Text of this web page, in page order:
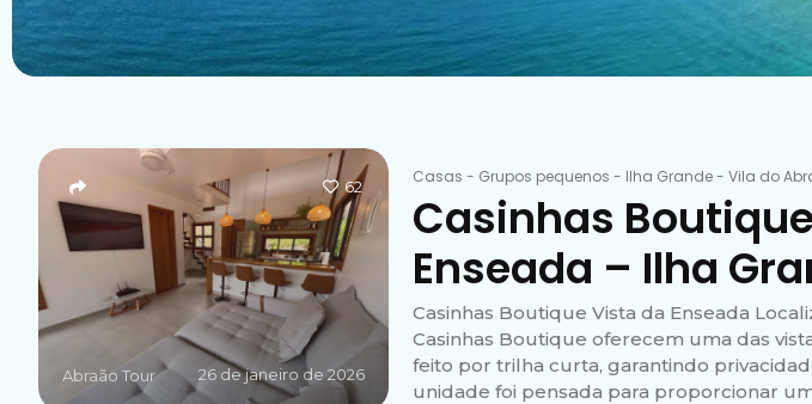
Abraão Tour 26 de janeiro de 2026
62 Casas - Grupos pequenos - Ilha Grande- Vila do
Casinhas
Enseada – Ilha
Casinhas Boutique Vista da Enseada
Casinhas Boutique oferecem uma das
feito por trilha curta, garantindo
unidade foi pensada para proporcionar